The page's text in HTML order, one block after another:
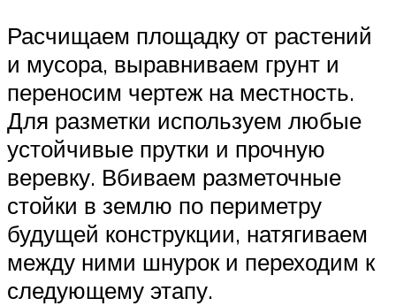
Расчищаем площадку от растений
и мусора, выравниваем грунт и
переносим чертеж на местность.
Для разметки используем любые
устойчивые прутки и прочную
веревку. Вбиваем разметочные
стойки в землю по периметру
будущей конструкции, натягиваем
между ними шнурок и переходим к
следующему этапу.